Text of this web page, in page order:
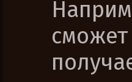
сможет